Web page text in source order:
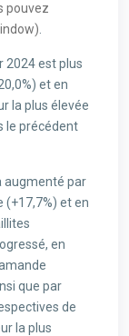
pouvez
2024 est plus
et en
la plus élevée
le précédent
augmenté par
(+17,7%) et en
en
que par
de
la plus